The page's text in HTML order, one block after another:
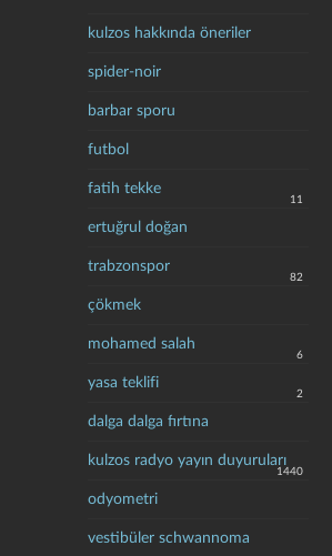
kulzos hakkında öneriler
spider-noir
barbar sporu
futbol
fatih tekke
11
ertuğrul doğan
trabzonspor
82
çökmek
mohamed salah
6
yasa teklifi
2
dalga dalga fırtına
kulzos radyo yayın duyuruları
1440
odyometri
vestibüler schwannoma